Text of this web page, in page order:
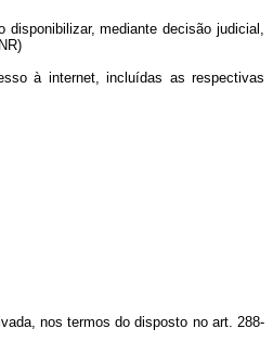
disponibilizar, mediante decisão judicial,
à internet, incluídas as respectivas
nos termos do disposto no art. 288-